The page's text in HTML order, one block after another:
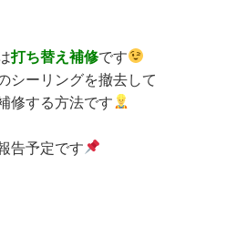
打ち替え補修です
シーリングを撤去して
修する方法です
告予定です